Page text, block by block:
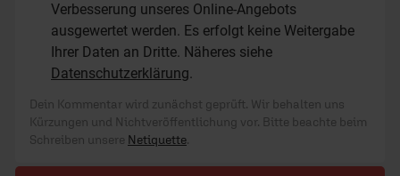
Verbesserung unseres Online-Angebots
ausgewertet werden. Es erfolgt keine Weitergabe
Ihrer Daten an Dritte. Näheres siehe
Datenschutzerklärung.
Dein Kommentar wird zunächst geprüft. Wir behalten uns
Kürzungen und Nichtveröffentlichung vor. Bitte beachte beim
Schreiben unsere Netiquette.